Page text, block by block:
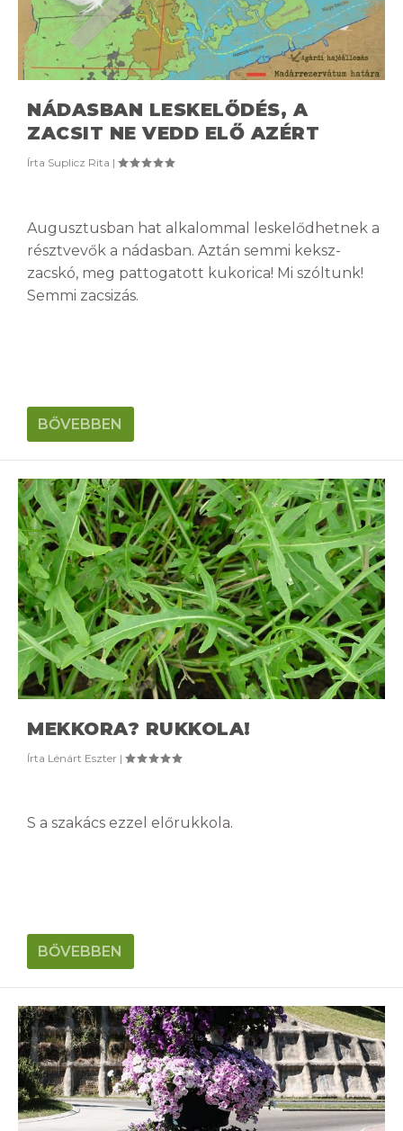
NÁDASBAN LESKELŐDÉS, A
ZACSIT NE VEDD ELŐ AZÉRT
Írta Suplicz Rita |
Augusztusban hat alkalommal leskelődhetnek a
résztvevők a nádasban. Aztán semmi keksz-
zacskó, meg pattogatott kukorica! Mi szóltunk!
Semmi zacsizás.
BŐVEBBEN
MEKKORA? RUKKOLA!
Írta Lénárt Eszter |
S a szakács ezzel előrukkola.
BŐVEBBEN